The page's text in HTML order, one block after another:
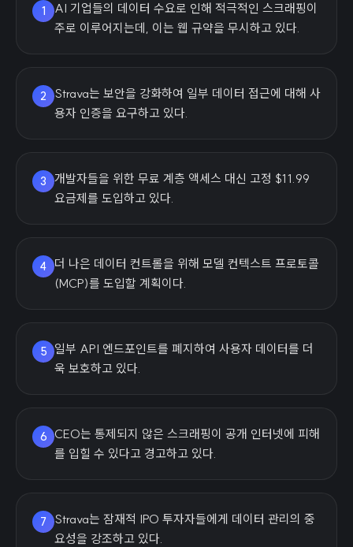
1
AI 기업들의 데이터 수요로 인해 적극적인 스크래핑이
주로 이루어지는데, 이는 웹 규약을 무시하고 있다.
2
Strava는 보안을 강화하여 일부 데이터 접근에 대해 사
용자 인증을 요구하고 있다.
3
개발자들을 위한 무료 계층 액세스 대신 고정 $11.99
요금제를 도입하고 있다.
4
더 나은 데이터 컨트롤을 위해 모델 컨텍스트 프로토콜
(MCP)를 도입할 계획이다.
5
일부 API 엔드포인트를 폐지하여 사용자 데이터를 더
욱 보호하고 있다.
6
CEO는 통제되지 않은 스크래핑이 공개 인터넷에 피해
를 입힐 수 있다고 경고하고 있다.
7
Strava는 잠재적 IPO 투자자들에게 데이터 관리의 중
요성을 강조하고 있다.